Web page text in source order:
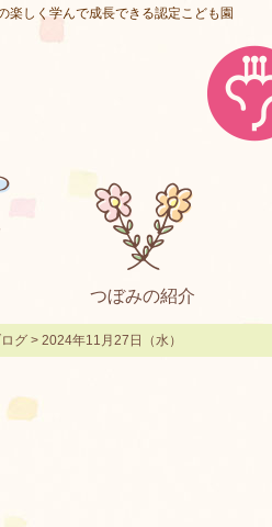
楽しく学んで成長できる認定こども園
つぼみの紹介
グ > 2024年11月27日（水）